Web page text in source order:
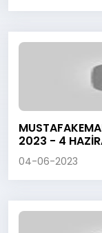
2023 - 4
04-06-2023